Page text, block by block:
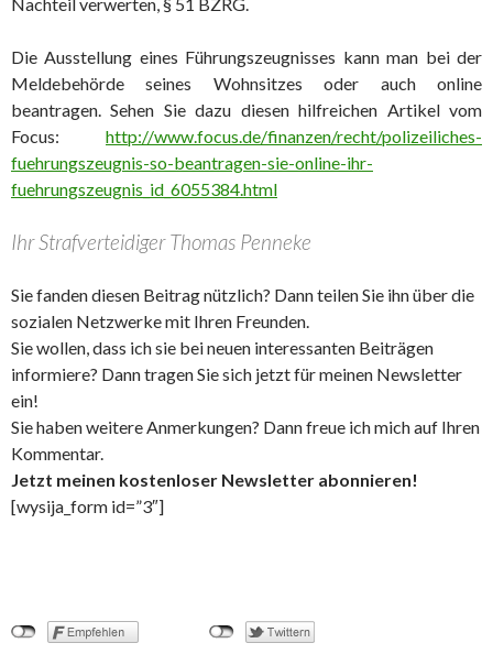
Die Ausstellung eines Führungszeugnisses kann man bei der
Meldebehörde seines Wohnsitzes oder auch online
beantragen. Sehen Sie dazu diesen hilfreichen Artikel vom
Focus: http://www.focus.de/finanzen/recht/polizeiliches-
fuehrungszeugnis-so-beantragen-sie-online-ihr-
fuehrungszeugnis_id_6055384.html
Ihr Strafverteidiger Thomas Penneke
Sie fanden diesen Beitrag nützlich? Dann teilen Sie ihn über die
sozialen Netzwerke mit Ihren Freunden.
Sie wollen, dass ich sie bei neuen interessanten Beiträgen
informiere? Dann tragen Sie sich jetzt für meinen Newsletter
ein!
Sie haben weitere Anmerkungen? Dann freue ich mich auf Ihren
Kommentar.
Jetzt meinen kostenloser Newsletter abonnieren!
[wysija_form id=”3″]